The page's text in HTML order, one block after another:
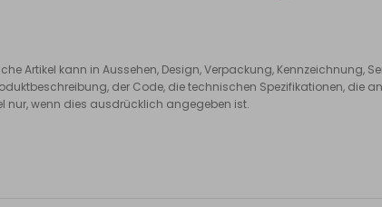
Artikel kann in Aussehen, Design, Verpackung, Kennzeichnung,
der Code, die technischen Spezifikationen, die
nur, wenn dies ausdrücklich angegeben ist.